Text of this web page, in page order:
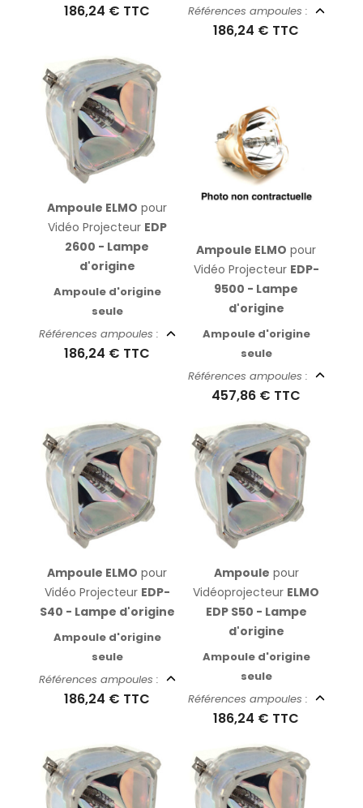
186,24 € TTC
Références ampoules :
186,24 € TTC
Ampoule ELMO pour
Vidéo Projecteur EDP
2600 - Lampe
d'origine
Ampoule d'origine
seule
Références ampoules :
186,24 € TTC
Ampoule ELMO pour
Vidéo Projecteur EDP-
9500 - Lampe
d'origine
Ampoule d'origine
seule
Références ampoules :
457,86 € TTC
Ampoule ELMO pour
Vidéo Projecteur EDP-
S40 - Lampe d'origine
Ampoule d'origine
seule
Références ampoules :
186,24 € TTC
Ampoule pour
Vidéoprojecteur ELMO
EDP S50 - Lampe
d'origine
Ampoule d'origine
seule
Références ampoules :
186,24 € TTC